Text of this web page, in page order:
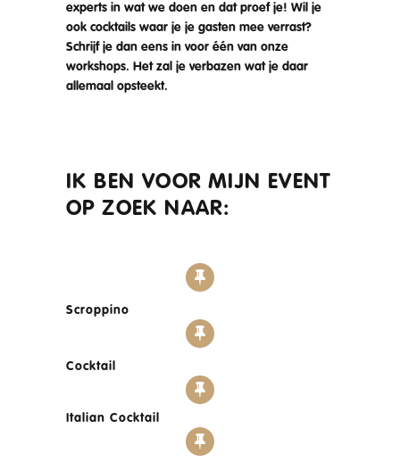
experts in wat we doen en dat proef je! Wil je
ook cocktails waar je je gasten mee verrast?
Schrijf je dan eens in voor één van onze
workshops. Het zal je verbazen wat je daar
allemaal opsteekt.
IK BEN VOOR MIJN EVENT
OP ZOEK NAAR:
Scroppino
Cocktail
Italian Cocktail